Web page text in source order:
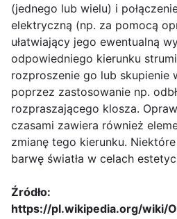
(jednego lub wielu) i
elektryczną (np. za pomocą
ułatwiający jego ewentualną
odpowiedniego kierunku
rozproszenie go lub skupienie
poprzez zastosowanie np.
rozpraszającego klosza.
czasami zawiera również
zmianę tego kierunku.
barwę światła w celach
Źródło:
https://pl.wikipedia.org/wiki/